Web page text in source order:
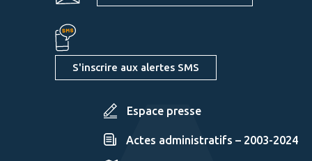
S'inscrire aux alertes SMS
Espace presse
Actes administratifs – 2003-2024